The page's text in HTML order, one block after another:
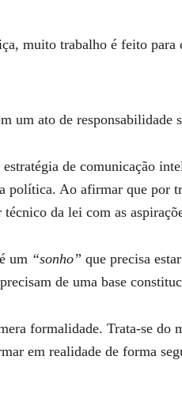
muito trabalho é feito
um ato de responsabilidade
de comunicação
Ao afirmar que por
da lei com as
um “sonho” que precisa
de uma base
formalidade. Trata-se
em realidade de forma